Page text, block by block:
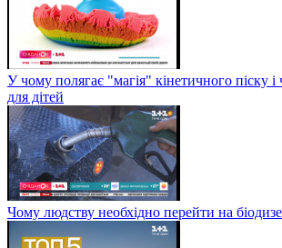
У чому полягає "магія" кінетичного піску
для дітей
Чому людству необхідно перейти на